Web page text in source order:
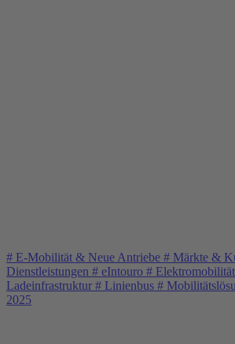
# E-Mobilität & Neue Antriebe # Märkte &
Dienstleistungen # eIntouro # Elektromobilität
Ladeinfrastruktur # Linienbus #
2025